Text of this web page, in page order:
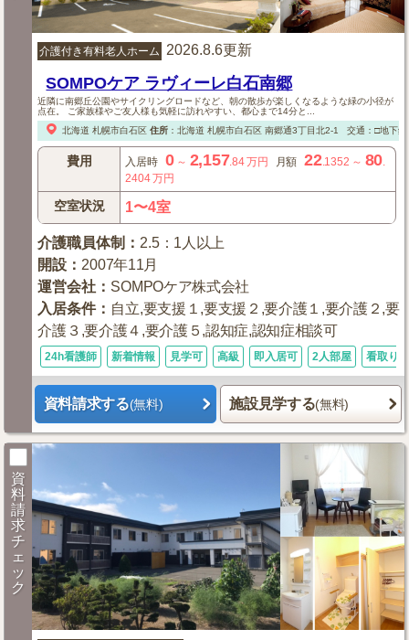
介護付き有料老人ホーム 2026.8.6更新
SOMPOケア ラヴィーレ白石南郷
近隣に南郷丘公園やサイクリングロードなど、朝の散歩が楽しくなるような緑の小径が
点在。 ご家族様やご友人様も気軽に訪れやすい、都心まで14分と...
北海道 札幌市白石区 住所： 北海道 札幌市白石区南郷通3丁目北2-1 交通：□地下
費用 入居時 0～ 2,157.84万円 月額 22.1352 ～ 80.
2404万円
空室状況 1〜4室
介護職員体制 ： 2.5：1人以上
開設 ： 2007年11月
運営会社 ： SOMPOケア株式会社
入居条件： 自立,要支援１,要支援２,要介護１,要介護２,要
介護３,要介護４,要介護５,認知症,認知症相談可
24h看護師 新着情報 見学可 高級 即入居可 2人部屋 看取り可
資料請求する(無料) 施設見学する(無料)
資
料
請
求
チ
ェ
ッ
ク